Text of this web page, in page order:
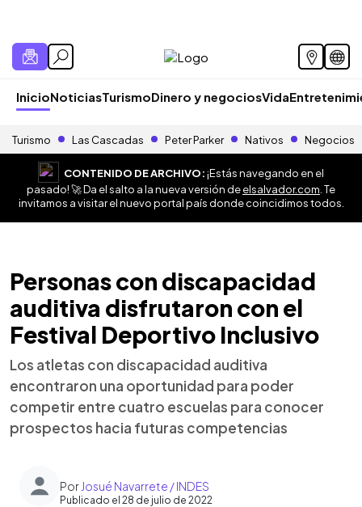
InicioNoticiasTurismoDinero y negociosVida
Turismo Las Cascadas Peter Parker Nativos Negocios
CONTENIDO DE ARCHIVO:¡Estás navegando en el
pasado! 🚀 Da el salto a la nueva versión deelsalvador.com . Te
invitamos a visitar el nuevo portal país donde coincidimos todos.
Personas con discapacidad
auditiva disfrutaron con el
Festival Deportivo Inclusivo
Los atletas con discapacidad auditiva
encontraron una oportunidad para poder
competir entre cuatro escuelas para conocer
prospectos hacia futuras competencias
Por Josué Navarrete / INDES
Publicado el 28 de julio de 2022